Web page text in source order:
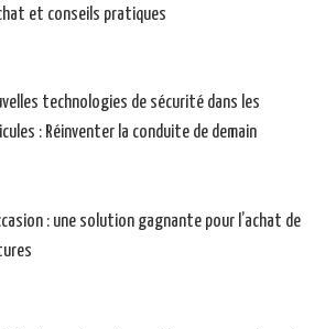
et conseils pratiques
technologies de sécurité dans les
: Réinventer la conduite de demain
: une solution gagnante pour l’achat de